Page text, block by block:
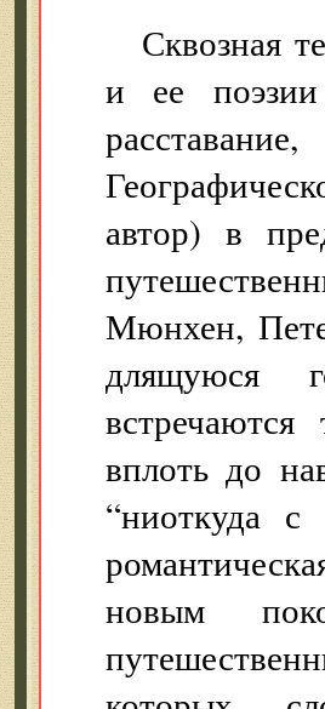
Сквозная
и ее
автор) в
Мюнхен,
длящуюся
вплоть до
“ниоткуда
новым